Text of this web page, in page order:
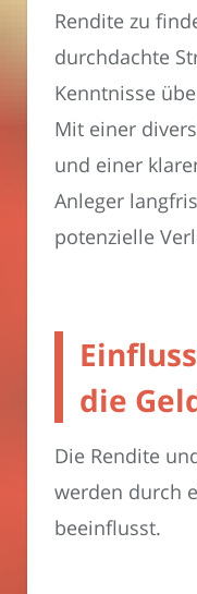
Rendite zu
durchdachte
Kenntnisse
Mit einer
und einer
Anleger
potenzielle
die
Die Rendite
werden durch
beeinflusst.